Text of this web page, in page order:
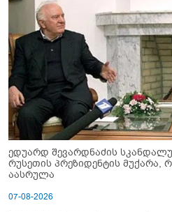
ედუარდ შევარდნაძის
რუსეთის პრეზიდენტის მუქარა,
აასრულა
07-08-2026